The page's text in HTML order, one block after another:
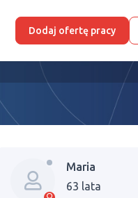
Dodaj ofertę pracy
Maria
63 lata